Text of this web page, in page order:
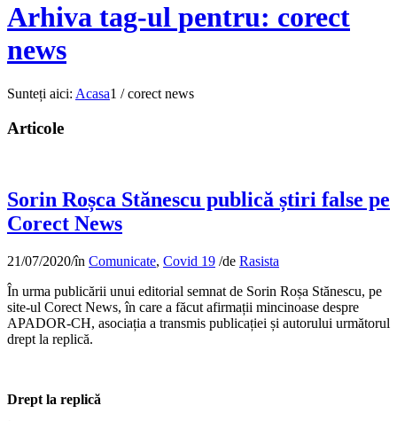
Arhiva tag-ul pentru: corect
news
Sunteți aici: Acasa1 / corect news
Articole
Sorin Roșca Stănescu publică știri false pe
Corect News
21/07/2020/în Comunicate, Covid 19 /de Rasista
În urma publicării unui editorial semnat de Sorin Roșa Stănescu, pe
site-ul Corect News, în care a făcut afirmații mincinoase despre
APADOR-CH, asociația a transmis publicației și autorului următorul
drept la replică.
Drept la replică